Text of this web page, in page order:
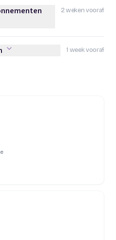
2 weken vooraf
doorgeven afvinken
1 week vooraf